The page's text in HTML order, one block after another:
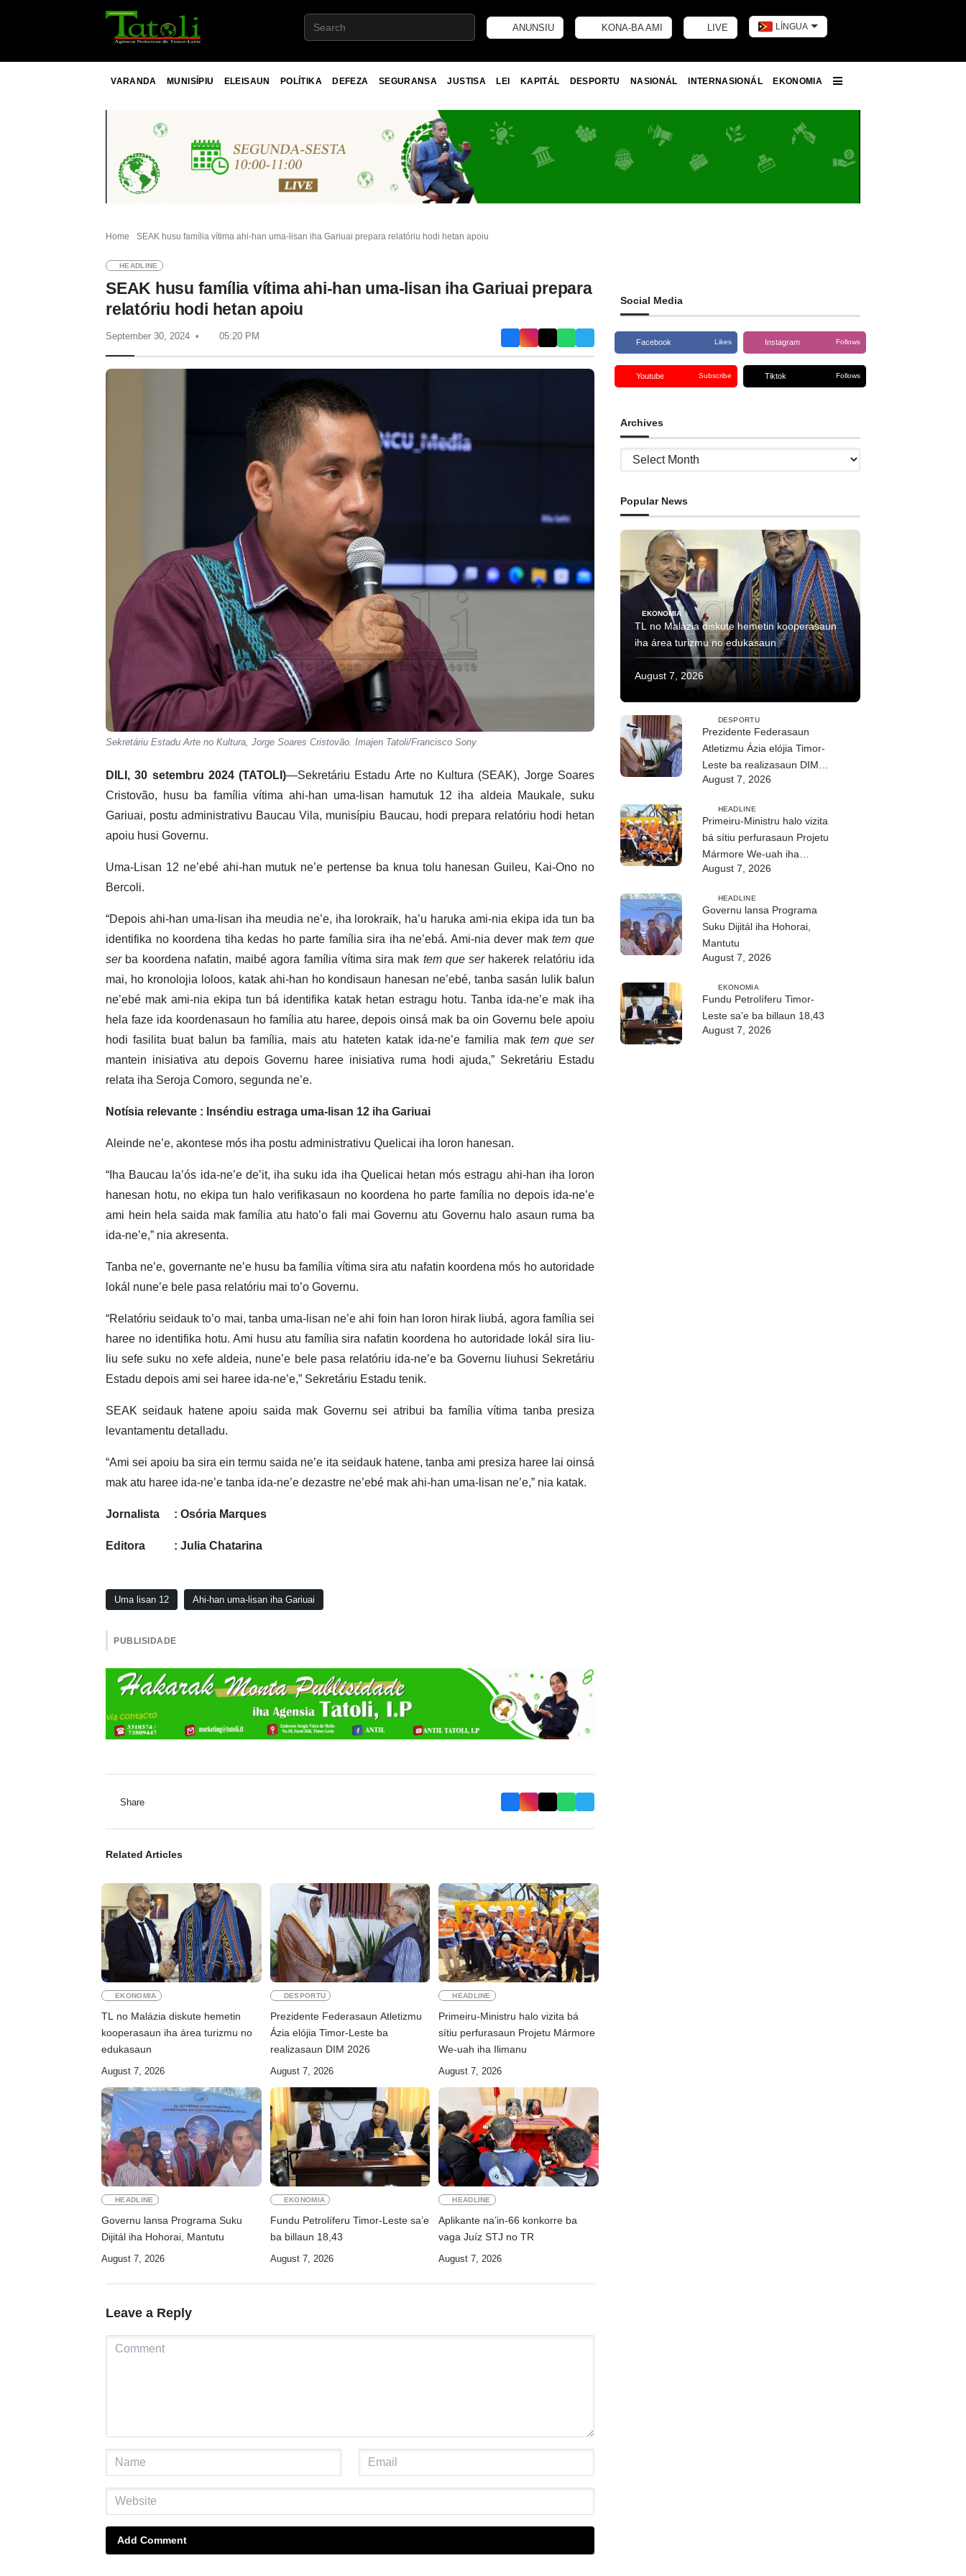
ANUNSIU KONA-BA AMI LIVE LÍNGUA
VARANDA MUNISÍPIU ELEISAUN POLÍTIKA DEFEZA SEGURANSA JUSTISA LEI KAPITÁL DESPORTU NASIONÁL INTERNASIONÁL
EKONOMIA
Home SEAK husu família vítima ahi-han uma-lisan iha Gariuai prepara relatóriu hodi hetan apoiu
HEADLINE
SEAK husu família vítima ahi-han uma-lisan iha Gariuai prepara
relatóriu hodi hetan apoiu
September 30, 2024 05:20 PM
Sekretáriu Estadu Arte no Kultura, Jorge Soares Cristovão. Imajen Tatoli/Francisco Sony
DILI, 30 setembru 2024 (TATOLI)—Sekretáriu Estadu Arte no Kultura (SEAK), Jorge Soares
Cristovão, husu ba família vítima ahi-han uma-lisan hamutuk 12 iha aldeia Maukale, suku
Gariuai, postu administrativu Baucau Vila, munisípiu Baucau, hodi prepara relatóriu hodi hetan
apoiu husi Governu.
Uma-Lisan 12 ne’ebé ahi-han mutuk ne’e pertense ba knua tolu hanesan Guileu, Kai-Ono no
Bercoli.
“Depois ahi-han uma-lisan iha meudia ne’e, iha lorokraik, ha’u haruka ami-nia ekipa ida tun ba
identifika no koordena tiha kedas ho parte família sira iha ne’ebá. Ami-nia dever maktem que
serba koordena nafatin, maibé agora família vítima sira mak tem que serhakerek relatóriu ida
mai, ho kronolojia loloos, katak ahi-han ho kondisaun hanesan ne’ebé, tanba sasán lulik balun
ne’ebé mak ami-nia ekipa tun bá identifika katak hetan estragu hotu. Tanba ida-ne’e mak iha
hela faze ida koordenasaun ho família atu haree, depois oinsá mak ba oin Governu bele apoiu
hodi fasilita buat balun ba família, mais atu hateten katak ida-ne’e familia mak tem que ser
mantein inisiativa atu depois Governu haree inisiativa ruma hodi ajuda,” Sekretáriu Estadu
relata iha Seroja Comoro, segunda ne’e.
Notísia relevante : Inséndiu estraga uma-lisan 12 iha Gariuai
Aleinde ne’e, akontese mós iha postu administrativu Quelicai iha loron hanesan.
“Iha Baucau la’ós ida-ne’e de’it, iha suku ida iha Quelicai hetan mós estragu ahi-han iha loron
hanesan hotu, no ekipa tun halo verifikasaun no koordena ho parte família no depois ida-ne’e
ami hein hela saida mak família atu hato’o fali mai Governu atu Governu halo asaun ruma ba
ida-ne’e,” nia akresenta.
Tanba ne’e, governante ne’e husu ba família vítima sira atu nafatin koordena mós ho autoridade
lokál nune’e bele pasa relatóriu mai to’o Governu.
“Relatóriu seidauk to’o mai, tanba uma-lisan ne’e ahi foin han loron hirak liubá, agora família sei
haree no identifika hotu. Ami husu atu família sira nafatin koordena ho autoridade lokál sira liu-
liu sefe suku no xefe aldeia, nune’e bele pasa relatóriu ida-ne’e ba Governu liuhusi Sekretáriu
Estadu depois ami sei haree ida-ne’e,” Sekretáriu Estadu tenik.
SEAK seidauk hatene apoiu saida mak Governu sei atribui ba família vítima tanba presiza
levantamentu detalladu.
“Ami sei apoiu ba sira ein termu saida ne’e ita seidauk hatene, tanba ami presiza haree lai oinsá
mak atu haree ida-ne’e tanba ida-ne’e dezastre ne’ebé mak ahi-han uma-lisan ne’e,” nia katak.
Jornalista : Osória Marques
Editora : Julia Chatarina
Uma lisan 12 Ahi-han uma-lisan iha Gariuai
PUBLISIDADE
Share
Related Articles
EKONOMIA
TL no Malázia diskute hemetin
kooperasaun iha área turizmu no
edukasaun
August 7, 2026
DESPORTU
Prezidente Federasaun Atletizmu
Ázia elójia Timor-Leste ba
realizasaun DIM 2026
August 7, 2026
HEADLINE
Primeiru-Ministru halo vizita bá
sítiu perfurasaun Projetu Mármore
We-uah iha Ilimanu
August 7, 2026
HEADLINE
Governu lansa Programa Suku
Dijitál iha Hohorai, Mantutu
August 7, 2026
EKONOMIA
Fundu Petrolíferu Timor-Leste sa’e
ba billaun 18,43
August 7, 2026
HEADLINE
Aplikante na’in-66 konkorre ba
vaga Juíz STJ no TR
August 7, 2026
Leave a Reply
Add Comment
Social Media
Facebook Likes Instagram Follows
Youtube Subscribe Tiktok Follows
Archives
Archives
Popular News
EKONOMIA
TL no Malázia diskute hemetin kooperasaun
iha área turizmu no edukasaun
August 7, 2026
DESPORTU
Prezidente Federasaun
Atletizmu Ázia elójia Timor-
Leste ba realizasaun DIM
2026
August 7, 2026
HEADLINE
Primeiru-Ministru halo vizita
bá sítiu perfurasaun Projetu
Mármore We-uah iha
Ilimanu
August 7, 2026
HEADLINE
Governu lansa Programa
Suku Dijitál iha Hohorai,
Mantutu
August 7, 2026
EKONOMIA
Fundu Petrolíferu Timor-
Leste sa’e ba billaun 18,43
August 7, 2026